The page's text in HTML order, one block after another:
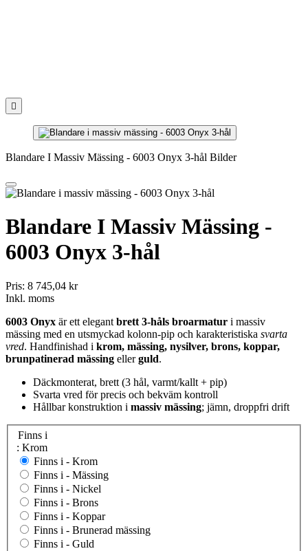

Blandare I Massiv Mässing - 6003 Onyx 3-hål Bilder
Blandare I Massiv Mässing -
6003 Onyx 3-hål
Pris: 8 745,04 kr
Inkl. moms
6003 Onyx är ett elegant brett 3-håls broarmatur i massiv
mässing med en utsmyckad kolonn-pip och karakteristiska svarta
vred. Handfinishad i krom, mässing, nysilver, brons, koppar,
brunpatinerad mässing ellerguld.
Däckmonterat, brett (3 hål, varmt/kallt + pip)
Svarta vred för precis och bekväm kontroll
Hållbar konstruktion i massiv mässing; jämn, droppfri drift
Finns i
: Krom
Finns i - Krom
Finns i - Mässing
Finns i - Nickel
Finns i - Brons
Finns i - Koppar
Finns i - Brunerad mässing
Finns i - Guld